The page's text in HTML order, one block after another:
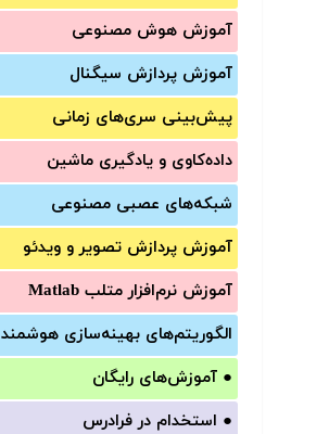
آموزش‌ هوش مصنوعی
آموزش‌ پردازش سیگنال
پیش‌‌بینی سری‌‌های زمانی
داده‌کاوی و یادگیری ماشین
شبکه‌های عصبی مصنوعی
آموزش‌ پردازش تصویر و ویدئو
آموزش‌ نرم‌افزار متلب Matlab
الگوریتم‌های بهینه‌سازی هوشمند
● آموزش‌های رایگان
● استخدام در فرادرس